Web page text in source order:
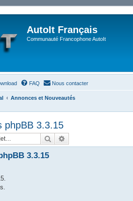
AutoIt Français
Communauté Francophone AutoIt
FAQ Nous contacter
Annonces et Nouveautés
phpBB 3.3.15
Rechercher
3.3.15